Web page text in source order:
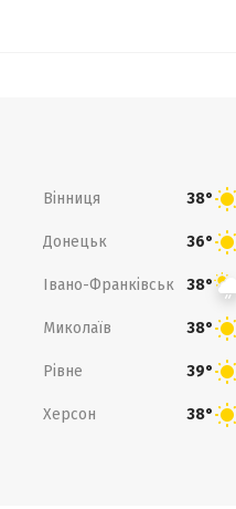
Вінниця 38°
Донецьк 36°
Івано-Франківськ 38°
Миколаїв 38°
Рівне 39°
Херсон 38°